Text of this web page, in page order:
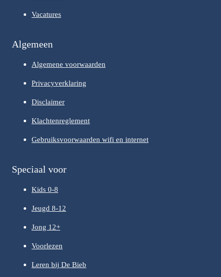
Vacatures
Algemeen
Algemene voorwaarden
Privacyverklaring
Disclaimer
Klachtenreglement
Gebruiksvoorwaarden wifi en internet
Speciaal voor
Kids 0-8
Jeugd 8-12
Jong 12+
Voorlezen
Leren bij De Bieb